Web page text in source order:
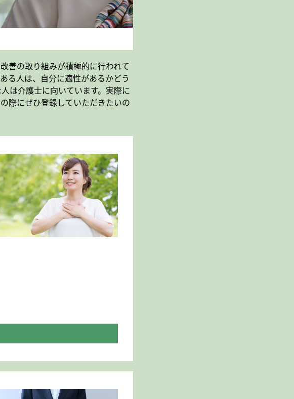
善の取り組みが積極的に行われて
る人は、自分に適性があるかどう
は介護士に向いています。実際に
際にぜひ登録していただきたいの